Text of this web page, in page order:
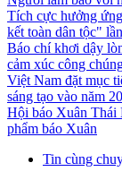
Tích cực hưởng
kết toàn dân tộc"
Báo chí khơi dậy
cảm xúc công
Việt Nam đặt mục
sáng tạo vào năm
Hội báo Xuân Thái
phẩm báo Xuân
Tin cùng